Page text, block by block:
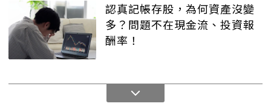
認真記帳存股，為何資產沒變
多？問題不在現金流、投資報
酬率！